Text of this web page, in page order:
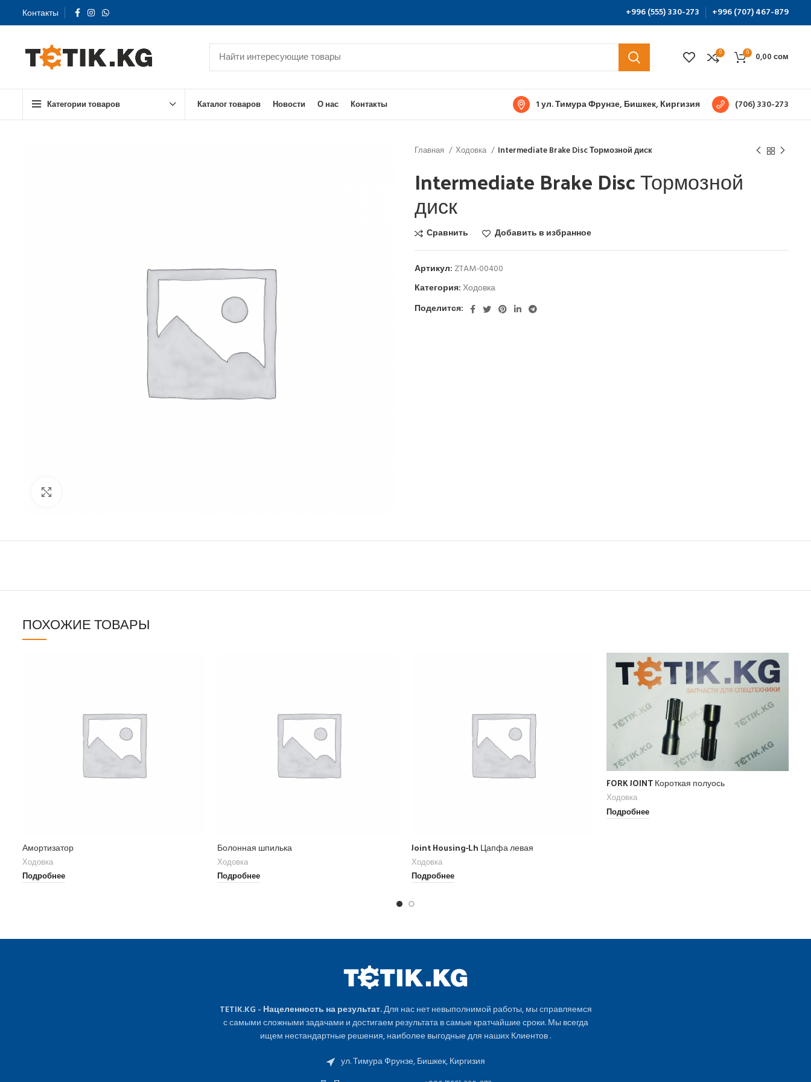
Контакты +996 (555) 330-273 +996 (707) 467-879
0 0 0,00сом
Категории товаров Каталог товаров Новости О нас Контакты 1 ул. Тимура Фрунзе, Бишкек, Киргизия (706) 330-273
Главная Ходовка Intermediate Brake Disc Тормозной диск
Intermediate Brake Disc Тормозной
диск
Сравнить Добавить в избранное
Артикул: ZTAM-00400
Категория:Ходовка
Поделится:
ПОХОЖИЕ ТОВАРЫ
Амортизатор
Ходовка
Подробнее
Болонная шпилька
Ходовка
Подробнее
Joint Housing-Lh Цапфа левая
Ходовка
Подробнее
FORK JOINT Короткая полуось
Ходовка
Подробнее
TETIK.KG - Нацеленность на результат.Для нас нет невыполнимой работы, мы справляемся
с самыми сложными задачами и достигаем результата в самые кратчайшие сроки. Мы всегда
ищем нестандартные решения, наиболее выгодные для наших Клиентов .
ул. Тимура Фрунзе, Бишкек, Киргизия